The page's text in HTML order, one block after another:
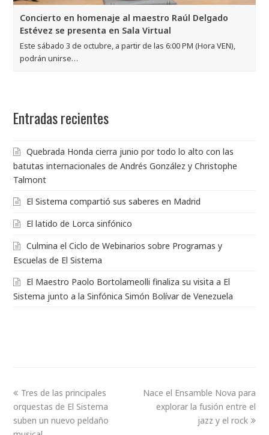
Concierto en homenaje al maestro Raúl Delgado
Estévez se presenta en Sala Virtual
Este sábado 3 de octubre, a partir de las 6:00 PM (Hora VEN),
podrán unirse…
Entradas recientes
Quebrada Honda cierra junio por todo lo alto con las
batutas internacionales de Andrés González y Christophe
Talmont
El Sistema compartió sus saberes en Madrid
El latido de Lorca sinfónico
Culmina el Ciclo de Webinarios sobre Programas y
Escuelas de El Sistema
El Maestro Paolo Bortolameolli finaliza su visita a El
Sistema junto a la Sinfónica Simón Bolívar de Venezuela
Tres de las principales
orquestas de El Sistema
suben un nuevo peldaño
Nace el Ensamble Nova para
explorar la fusión entre el
jazz y el rock